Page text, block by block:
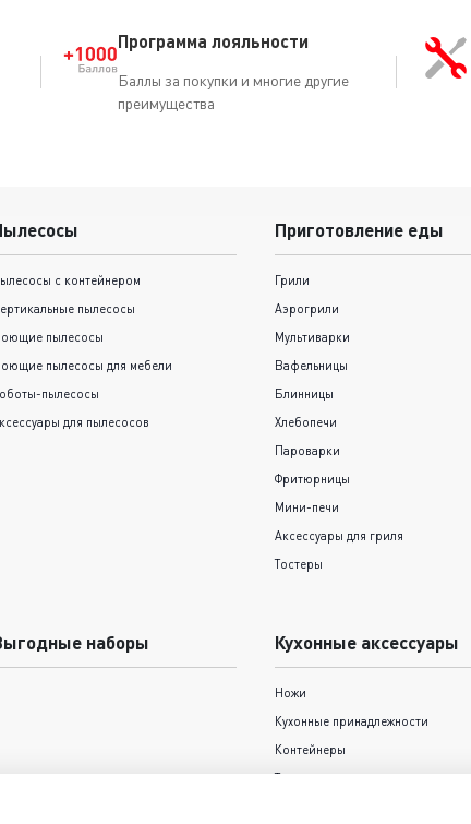
Программа лояльности
Баллы за покупки и многие другие
преимущества
с контейнером
пылесосы
пылесосы
пылесосы для мебели
пылесосы
для пылесосов
Приготовление еды
Грили
Аэрогрили
Мультиварки
Вафельницы
Блинницы
Хлебопечи
Пароварки
Фритюрницы
Мини-печи
Аксессуары для гриля
Тостеры
наборы Кухонные аксессуары
Ножи
Кухонные принадлежности
Контейнеры
Термокружки и термосы